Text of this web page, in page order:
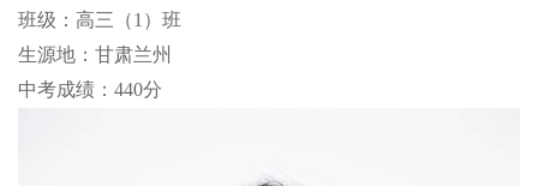
班级：高三（1）班
生源地：甘肃兰州
中考成绩：440分